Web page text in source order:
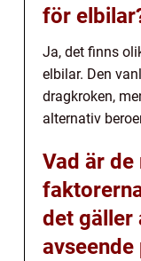
för
Ja, det finns
elbilar. Den
dragkroken,
alternativ
Vad är
det gäller